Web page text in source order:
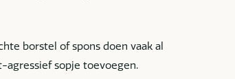
borstel of spons doen vaak al
agressief sopje toevoegen.